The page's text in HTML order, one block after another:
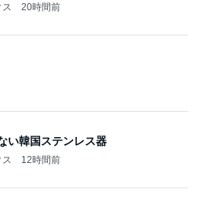
20時間前
まう美味しいジュース
9時間前